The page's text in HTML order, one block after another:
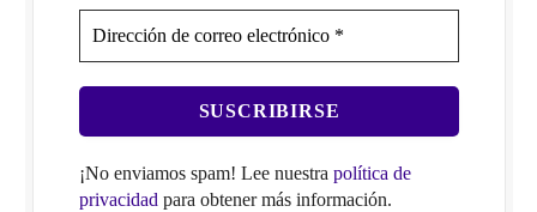
¡No enviamos spam! Lee nuestra política de
privacidad para obtener más información.